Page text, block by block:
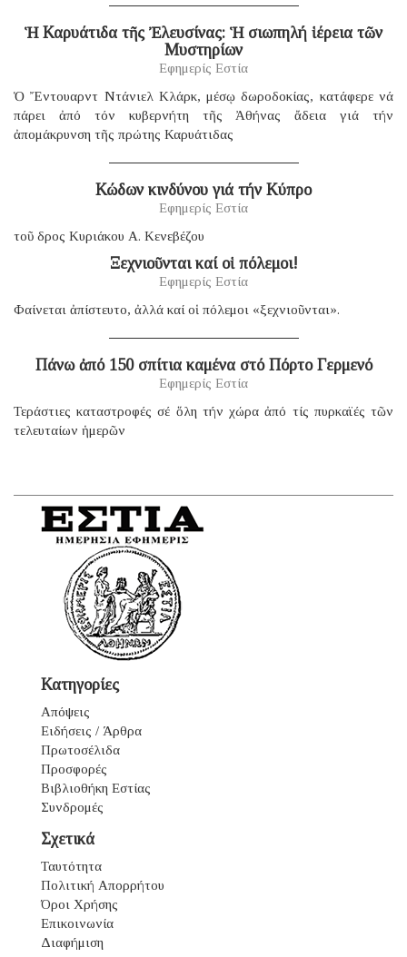
Ἡ Καρυάτιδα τῆς Ἐλευσίνας: Ἡ σιωπηλή ἱέρεια τῶν
Μυστηρίων
Εφημερίς Εστία
Ὁ Ἔντουαρντ Ντάνιελ Κλάρκ, μέσῳ δωροδοκίας, κατάφερε νά
πάρει ἀπό τόν κυβερνήτη τῆς Ἀθήνας ἄδεια γιά τήν
ἀπομάκρυνση τῆς πρώτης Καρυάτιδας
Κώδων κινδύνου γιά τήν Κύπρο
Εφημερίς Εστία
τοῦ δρος Κυριάκου Α. Κενεβέζου
Ξεχνιοῦνται καί οἱ πόλεμοι!
Εφημερίς Εστία
Φαίνεται ἀπίστευτο, ἀλλά καί οἱ πόλεμοι «ξεχνιοῦνται».
Πάνω ἀπό 150 σπίτια καμένα στό Πόρτο Γερμενό
Εφημερίς Εστία
Τεράστιες καταστροφές σέ ὅλη τήν χώρα ἀπό τίς πυρκαϊές τῶν
τελευταίων ἡμερῶν
Κατηγορίες
Απόψεις
Ειδήσεις / Άρθρα
Πρωτοσέλιδα
Προσφορές
Βιβλιοθήκη Εστίας
Συνδρομές
Σχετικά
Ταυτότητα
Πολιτική Απορρήτου
Όροι Χρήσης
Επικοινωνία
Διαφήμιση